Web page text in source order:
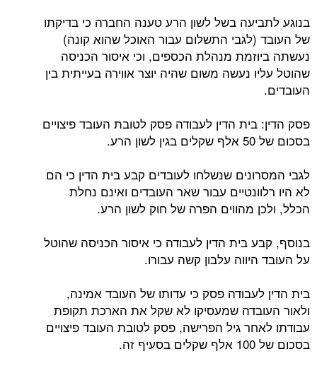
בנוגע לתביעה בשל לשון הרע טענה החברה כי בדיקתו
של העובד (לגבי התשלום עבור האוכל שהוא קונה)
נעשתה ביוזמת מנהלת הכספים, וכי איסור הכניסה
שהוטל עליו נעשה משום שהיה יוצר אווירה בעייתית בין
העובדים.
פסק הדין: בית הדין לעבודה פסק לטובת העובד פיצויים
בסכום של 50 אלף שקלים בגין לשון הרע.
לגבי המסרונים שנשלחו לעובדים קבע בית הדין כי הם
לא היו רלוונטיים עבור שאר העובדים ואינם נחלת
הכלל, ולכן מהווים הפרה של חוק לשון הרע.
בנוסף, קבע בית הדין לעבודה כי איסור הכניסה שהוטל
על העובד היווה עלבון קשה עבורו.
בית הדין לעבודה פסק כי עדותו של העובד אמינה,
ולאור העובדה שמעסיקו לא שקל את הארכת תקופת
עבודתו לאחר גיל הפרישה, פסק לטובת העובד פיצויים
בסכום של 100 אלף שקלים בסעיף זה.